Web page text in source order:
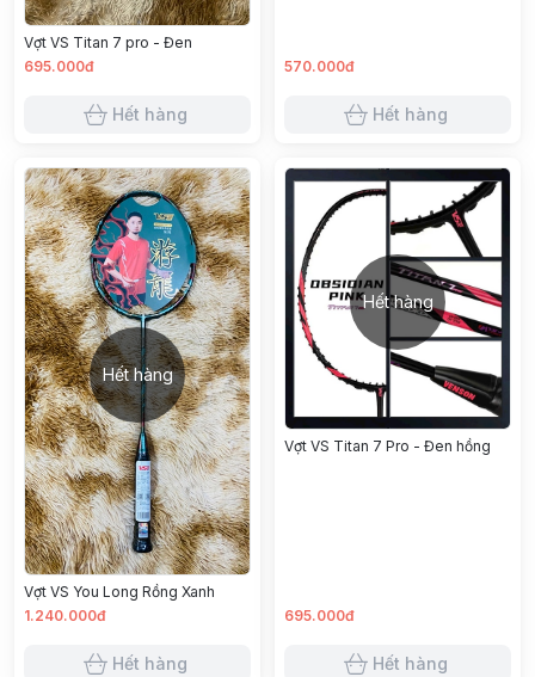
Vợt VS Titan 7 pro - Đen
695.000đ
Hết hàng
570.000đ
Hết hàng
Hết hàng
Vợt VS You Long Rồng Xanh
1.240.000đ
Hết hàng
Hết hàng
Vợt VS Titan 7 Pro - Đen hồng
695.000đ
Hết hàng